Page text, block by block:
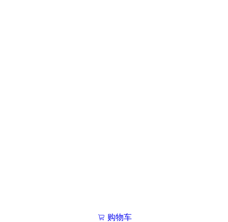
 购物车